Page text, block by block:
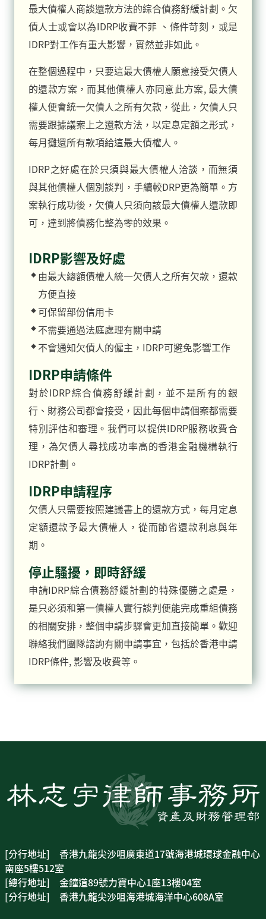
最大債權人商談還款方法的綜合債務舒緩計劃。欠
債人士或會以為IDRP收費不菲 、條件苛刻，或是
IDRP對工作有重大影響，實然並非如此。
在整個過程中，只要這最大債權人願意接受欠債人
的還款方案，而其他債權人亦同意此方案, 最大債
權人便會統一欠債人之所有欠款，從此，欠債人只
需要跟據議案上之還款方法，以定息定額之形式，
每月攤還所有款項給這最大債權人。
IDRP之好處在於只須與最大債權人洽談，而無須
與其他債權人個別談判，手續較DRP更為簡單。方
案執行成功後，欠債人只須向該最大債權人還款即
可，達到將債務化整為零的效果。
IDRP影響及好處
由最大總額債權人統一欠債人之所有欠款，還款
方便直接
可保留部份信用卡
不需要通過法庭處理有關申請
不會通知欠債人的僱主，IDRP可避免影響工作
IDRP申請條件
對於IDRP綜合債務舒緩計劃，並不是所有的銀
行、財務公司都會接受，因此每個申請個案都需要
特別評估和審理。我們可以提供IDRP服務收費合
理，為欠債人尋找成功率高的香港金融機構執行
IDRP計劃。
IDRP申請程序
欠債人只需要按照建議書上的還款方式，每月定息
定額還款予最大債權人，從而節省還款利息與年
期。
停止騷擾，即時舒緩
申請IDRP綜合債務舒緩計劃的特殊優勝之處是，
是只必須和第一債權人實行談判便能完成重組債務
的相關安排，整個申請步驟會更加直接簡單。歡迎
聯絡我們團隊諮詢有關申請事宜，包括於香港申請
IDRP條件, 影響及收費等。
[分行地址] 香港九龍尖沙咀廣東道17號海港城環球金融中心
南座5樓512室
[總行地址] 金鐘道89號力寶中心1座13樓04室
[分行地址] 香港九龍尖沙咀海港城海洋中心608A室